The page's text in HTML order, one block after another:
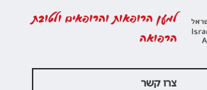
למען הרופאות והרופאים ולטובת
הרפואה
צרו קשר